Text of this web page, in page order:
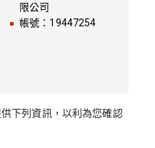
限公司
帳號：19447254
下列資訊，以利為您確認